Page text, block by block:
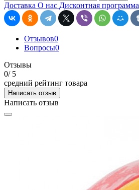
Доставка О нас Дисконтная программа
Отзывов0
Вопросы0
Отзывы
0/ 5
средний рейтинг товара
Написать отзыв
Написать отзыв